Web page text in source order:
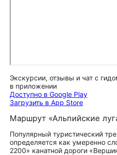
Экскурсии, отзывы и чат с
в приложении
Доступно в Google Play
Загрузить в App Store
Маршрут «Альпийские
Популярный туристический
определяется как умеренно
2200» канатной дороги